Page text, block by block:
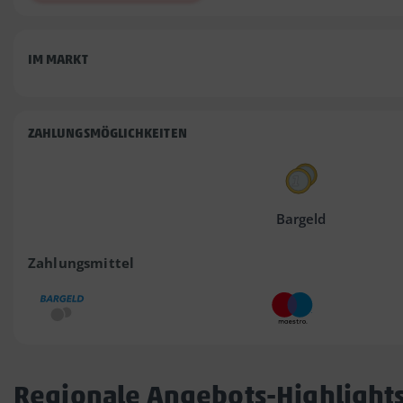
IM MARKT
ZAHLUNGSMÖGLICHKEITEN
Bargeld
Zahlungsmittel
Regionale Angebots-